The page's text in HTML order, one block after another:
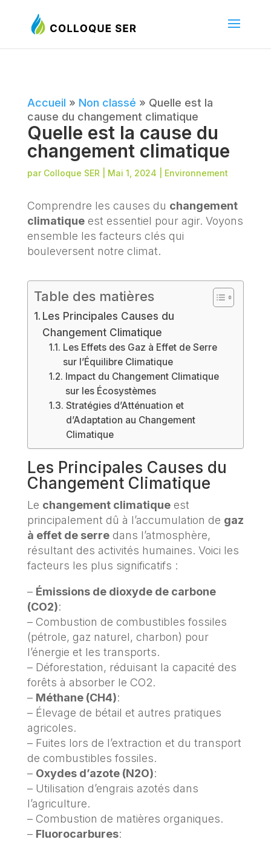
Accueil » Non classé » Quelle est la
cause du changement climatique
Quelle est la cause du
changement climatique
par Colloque SER Mai 1, 2024 Environnement
Comprendre les causes du changement
climatiqueest essentiel pour agir. Voyons
ensemble les facteurs clés qui
bouleversent notre climat.
Table des matières
Les Principales Causes du
Changement Climatique
Les Effets des Gaz à Effet de Serre
sur l’Équilibre Climatique
Impact du Changement Climatique
sur les Écosystèmes
Stratégies d’Atténuation et
d’Adaptation au Changement
Climatique
Les Principales Causes du
Changement Climatique
Le changement climatiqueest
principalement dû à l’accumulation de gaz
à effet de serredans l’atmosphère,
résultant des activités humaines. Voici les
facteurs les plus significatifs :
– Émissions de dioxyde de carbone
(CO2):
– Combustion de combustibles fossiles
(pétrole, gaz naturel, charbon) pour
l’énergie et les transports.
– Déforestation, réduisant la capacité des
forêts à absorber le CO2.
– Méthane (CH4):
– Élevage de bétail et autres pratiques
agricoles.
– Fuites lors de l’extraction et du transport
de combustibles fossiles.
– Oxydes d’azote (N2O):
– Utilisation d’engrais azotés dans
l’agriculture.
– Combustion de matières organiques.
– Fluorocarbures: